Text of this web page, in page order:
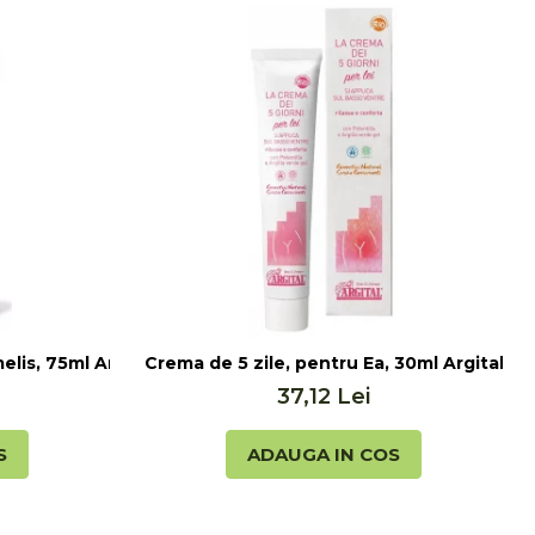
75ml ArgitalCrema de 5 zile, pentru Ea, 30ml Argital
37,12 Lei
ADAUGA IN COS